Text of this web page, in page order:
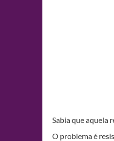
Sabia que aquela
O problema é